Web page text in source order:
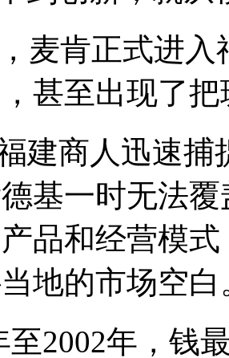
麦肯正式进
甚至出现了
建商人迅速捕
基一时无法
品和经营模
地的市场空白
至2002年，钱